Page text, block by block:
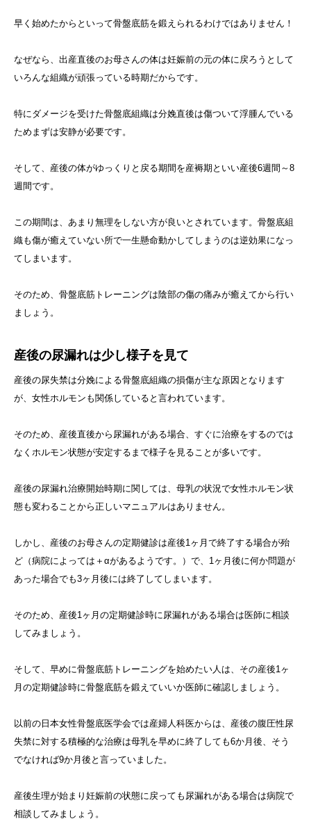
早く始めたからといって骨盤底筋を鍛えられるわけではありません！
なぜなら、出産直後のお母さんの体は妊娠前の元の体に戻ろうとして
いろんな組織が頑張っている時期だからです。
特にダメージを受けた骨盤底組織は分娩直後は傷ついて浮腫んでいる
ためまずは安静が必要です。
そして、産後の体がゆっくりと戻る期間を産褥期といい産後6週間～8
週間です。
この期間は、あまり無理をしない方が良いとされています。骨盤底組
織も傷が癒えていない所で一生懸命動かしてしまうのは逆効果になっ
てしまいます。
そのため、骨盤底筋トレーニングは陰部の傷の痛みが癒えてから行い
ましょう。
産後の尿漏れは少し様子を見て
産後の尿失禁は分娩による骨盤底組織の損傷が主な原因となります
が、女性ホルモンも関係していると言われています。
そのため、産後直後から尿漏れがある場合、すぐに治療をするのでは
なくホルモン状態が安定するまで様子を見ることが多いです。
産後の尿漏れ治療開始時期に関しては、母乳の状況で女性ホルモン状
態も変わることから正しいマニュアルはありません。
しかし、産後のお母さんの定期健診は産後1ヶ月で終了する場合が殆
ど（病院によっては＋αがあるようです。）で、1ヶ月後に何か問題が
あった場合でも3ヶ月後には終了してしまいます。
そのため、産後1ヶ月の定期健診時に尿漏れがある場合は医師に相談
してみましょう。
そして、早めに骨盤底筋トレーニングを始めたい人は、その産後1ヶ
月の定期健診時に骨盤底筋を鍛えていいか医師に確認しましょう。
以前の日本女性骨盤底医学会では産婦人科医からは、産後の腹圧性尿
失禁に対する積極的な治療は母乳を早めに終了しても6か月後、そう
でなければ9か月後と言っていました。
産後生理が始まり妊娠前の状態に戻っても尿漏れがある場合は病院で
相談してみましょう。